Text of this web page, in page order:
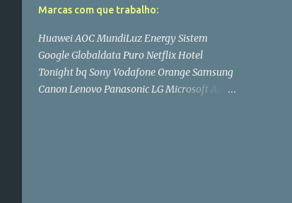
Marcas com que trabalho:
Huawei AOC MundiLuz Energy Sistem
Google Globaldata Puro Netflix Hotel
Tonight bq Sony Vodafone Orange Samsung
Canon Lenovo Panasonic LG Microsoft Asus